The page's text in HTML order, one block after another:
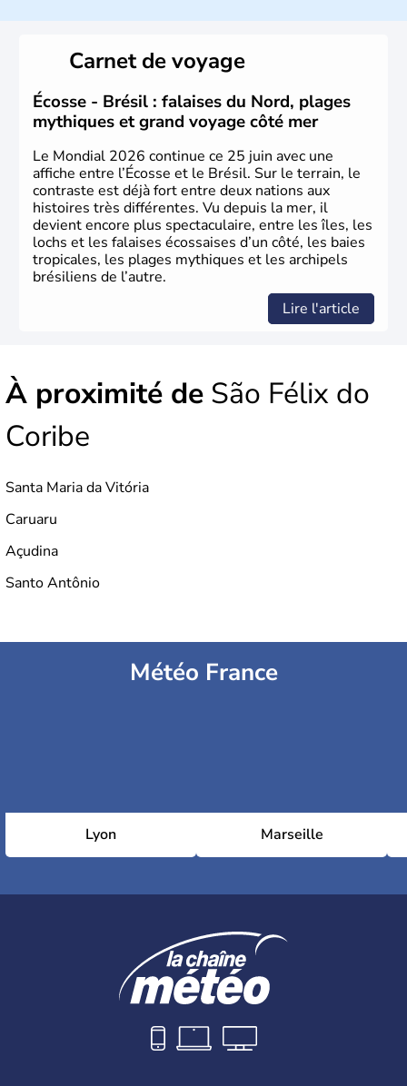
du Brésil ont été atteintes par le portugais Cabral en
1500. Durant le XVIe siècle, de très nombreux esclaves
venus d'Afrique ont permis une large exploitation des
ressources en sucre du pays.
Carnet de voyage
Écosse - Brésil : falaises du Nord, plages
mythiques et grand voyage côté mer
Le Mondial 2026 continue ce 25 juin avec une
affiche entre l’Écosse et le Brésil. Sur le terrain, le
contraste est déjà fort entre deux nations aux
histoires très différentes. Vu depuis la mer, il
devient encore plus spectaculaire, entre les îles, les
lochs et les falaises écossaises d’un côté, les baies
tropicales, les plages mythiques et les archipels
brésiliens de l’autre.
Lire l'article
À proximité de São Félix do
Coribe
Santa Maria da Vitória
Caruaru
Açudina
Santo Antônio
Météo France
Lyon Marseille